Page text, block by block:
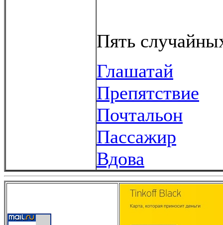
Пять
Глашатай
Препятствие
Почтальон
Пассажир
Вдова